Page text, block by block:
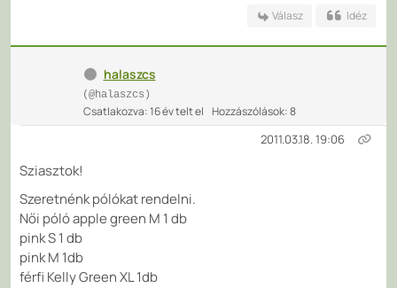
Válasz Idéz
halaszcs
(@halaszcs)
Csatlakozva: 16 év telt el Hozzászólások: 8
2011.03.18. 19:06
Sziasztok!
Szeretnénk pólókat rendelni.
Női póló apple green M 1 db
pink S 1 db
pink M 1db
férfi Kelly Green XL 1db